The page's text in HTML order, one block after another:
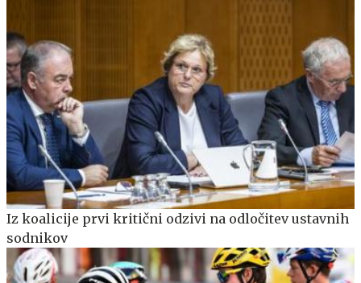
Iz koalicije prvi kritični odzivi na odločitev ustavnih
sodnikov